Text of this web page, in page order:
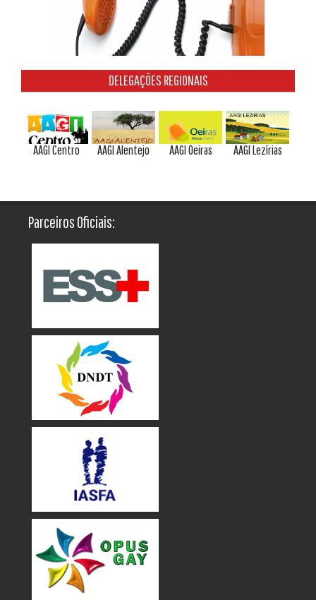
DELEGAÇÕES REGIONAIS
AAGI Centro AAGI Alentejo AAGI Oeiras AAGI Lezírias
Parceiros Oficiais: